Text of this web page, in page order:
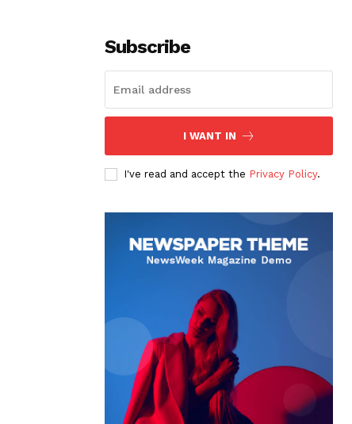
Subscribe
I WANT IN
I've read and accept the Privacy Policy.